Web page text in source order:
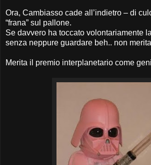
Ora, Cambiasso cade all’indietro – di
“frana” sul pallone.
Se davvero ha toccato volontariamente
senza neppure guardare beh.. non
Merita il premio interplanetario come